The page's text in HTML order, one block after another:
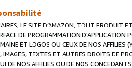
LE SITE D’AMAZON, TOUT PRODUIT
DE PROGRAMMATION D'APPLICATION
ET LOGOS OU CEUX DE NOS
TEXTES ET AUTRES DROITS DE
DE NOS AFFILIES OU DE NOS